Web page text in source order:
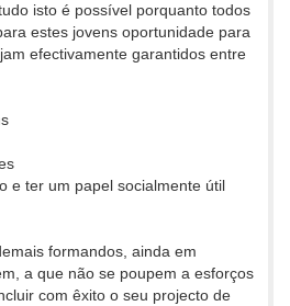
isto é possível porquanto todos
estes jovens oportunidade para
efectivamente garantidos entre
e ter um papel socialmente útil
formandos, ainda em
a que não se poupem a esforços
com êxito o seu projecto de